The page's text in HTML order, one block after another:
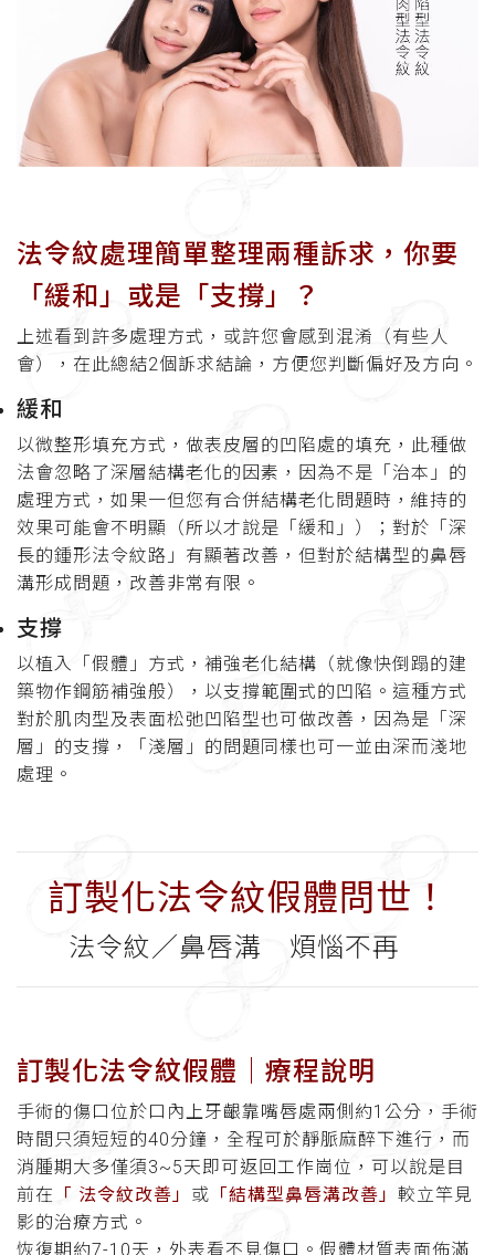
法令紋處理簡單整理兩種訴求，你要
「緩和」或是「支撐」？
上述看到許多處理方式，或許您會感到混淆（有些人
會），在此總結2個訴求結論，方便您判斷偏好及方向。
緩和
以微整形填充方式，做表皮層的凹陷處的填充，此種做
法會忽略了深層結構老化的因素，因為不是「治本」的
處理方式，如果一但您有合併結構老化問題時，維持的
效果可能會不明顯（所以才說是「緩和」）；對於「深
長的鍾形法令紋路」有顯著改善，但對於結構型的鼻唇
溝形成問題，改善非常有限。
支撐
以植入「假體」方式，補強老化結構（就像快倒蹋的建
築物作鋼筋補強般），以支撐範圍式的凹陷。這種方式
對於肌肉型及表面松弛凹陷型也可做改善，因為是「深
層」的支撐，「淺層」的問題同樣也可一並由深而淺地
處理。
訂製化法令紋假體問世！
法令紋／鼻唇溝 煩惱不再
訂製化法令紋假體│療程說明
手術的傷口位於口內上牙齦靠嘴唇處兩側約1公分，手術
時間只須短短的40分鐘，全程可於靜脈麻醉下進行，而
消腫期大多僅須3~5天即可返回工作崗位，可以說是目
前在
「 法令紋改善」 或 「結構型鼻唇溝改善」 較立竿見
影的治療方式。
恢復期約7-10天，外表看不見傷口。假體材質表面佈滿